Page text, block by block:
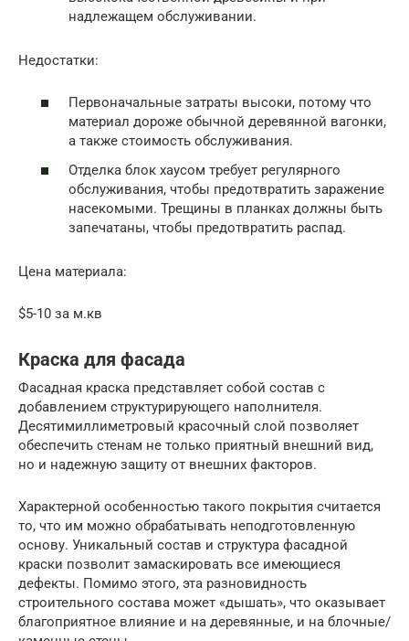
надлежащем обслуживании.
Недостатки:
Первоначальные затраты высоки, потому что
материал дороже обычной деревянной вагонки,
а также стоимость обслуживания.
Отделка блок хаусом требует регулярного
обслуживания, чтобы предотвратить заражение
насекомыми. Трещины в планках должны быть
запечатаны, чтобы предотвратить распад.
Цена материала:
$5-10 за м.кв
Краска для фасада
Фасадная краска представляет собой состав с
добавлением структурирующего наполнителя.
Десятимиллиметровый красочный слой позволяет
обеспечить стенам не только приятный внешний вид,
но и надежную защиту от внешних факторов.
Характерной особенностью такого покрытия считается
то, что им можно обрабатывать неподготовленную
основу. Уникальный состав и структура фасадной
краски позволит замаскировать все имеющиеся
дефекты. Помимо этого, эта разновидность
строительного состава может «дышать», что оказывает
благоприятное влияние и на деревянные, и на блочные/